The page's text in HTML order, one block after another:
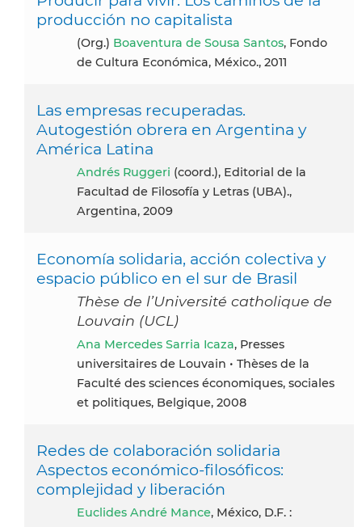
producción no capitalista
(Org.) Boaventura de Sousa Santos, Fondo
de Cultura Económica, México., 2011
Las empresas recuperadas.
Autogestión obrera en Argentina y
América Latina
Andrés Ruggeri (coord.), Editorial de la
Facultad de Filosofía y Letras (UBA).,
Argentina, 2009
Economía solidaria, acción colectiva y
espacio público en el sur de Brasil
Thèse de l’Université catholique de
Louvain (UCL)
Ana Mercedes Sarria Icaza, Presses
universitaires de Louvain • Thèses de la
Faculté des sciences économiques, sociales
et politiques, Belgique, 2008
Redes de colaboración solidaria
Aspectos económico-filosóficos:
complejidad y liberación
Euclides André Mance, México, D.F. :